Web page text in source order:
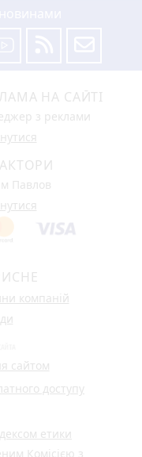
НА САЙТІ
з реклами
Павлов
компаній
сайтом
доступу
етики
Комісією з